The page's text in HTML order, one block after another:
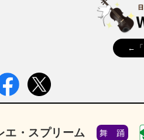
←「
エ・スプリーム 舞 踊